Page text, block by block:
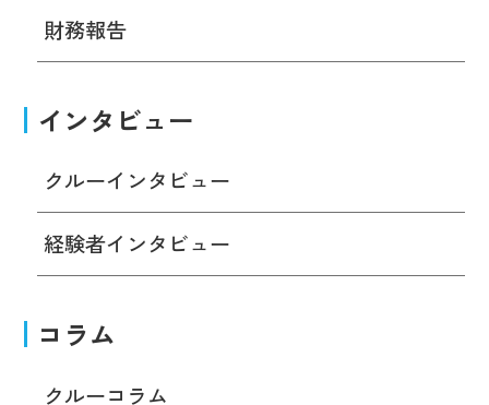
財務報告
インタビュー
クルーインタビュー
経験者インタビュー
コラム
クルーコラム